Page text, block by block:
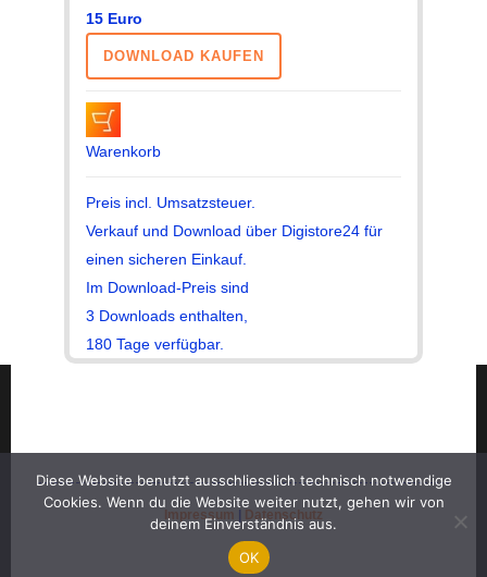
15 Euro
DOWNLOAD KAUFEN
Warenkorb
Preis incl. Umsatzsteuer.
Verkauf und Download über Digistore24 für
einen sicheren Einkauf.
Im Download-Preis sind
3 Downloads enthalten,
180 Tage verfügbar.
Impressum Datenschutz
Diese Website benutzt ausschliesslich technisch notwendige
Cookies. Wenn du die Website weiter nutzt, gehen wir von
deinem Einverständnis aus.
OK